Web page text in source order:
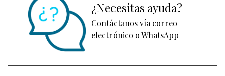
¿Necesitas ayuda?
Contáctanos vía correo
electrónico o WhatsApp